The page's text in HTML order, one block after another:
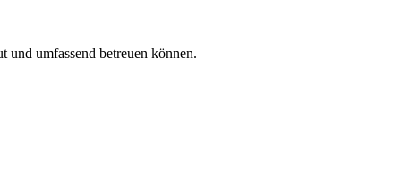
umfassend betreuen können.